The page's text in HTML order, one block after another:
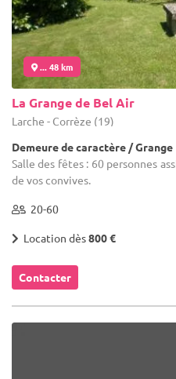
... 48 km
La Grange de Bel Air
Larche - Corrèze (19)
Demeure de caractère / Grange
Salle des fêtes : 60 personnes
de vos convives.
20-60
Location dès800 €
Contacter